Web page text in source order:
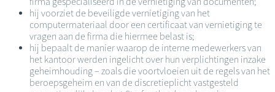
hij voorziet de beveiligde vernietiging van het
computermateriaal door een certificaat van vernietiging te
vragen aan de firma die hiermee belast is;
hij bepaalt de manier waarop de interne medewerkers van
het kantoor werden ingelicht over hun verplichtingen inzake
geheimhouding – zoals die voortvloeien uit de regels van het
beroepsgeheim en van de discretieplicht vastgesteld